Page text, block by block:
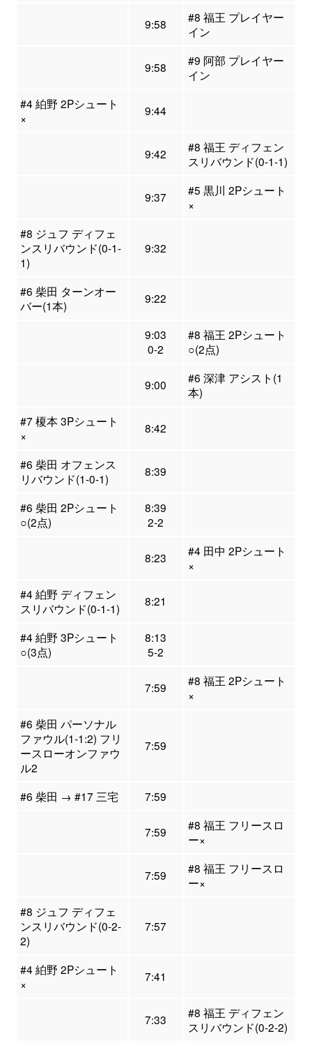
9:58
#8 福王 プレイヤー
イン
9:58
#9 阿部 プレイヤー
イン
#4 絈野 2Pシュート
×
9:44
9:42
#8 福王 ディフェン
スリバウンド(0-1-1)
9:37
#5 黒川 2Pシュート
×
#8 ジュフ ディフェ
ンスリバウンド(0-1-
1)
9:32
#6 柴田 ターンオー
バー(1本)
9:22
9:03
0-2
#8 福王 2Pシュート
○(2点)
9:00
#6 深津 アシスト(1
本)
#7 榎本 3Pシュート
×
8:42
#6 柴田 オフェンス
リバウンド(1-0-1)
8:39
#6 柴田 2Pシュート
○(2点)
8:39
2-2
8:23
#4 田中 2Pシュート
×
#4 絈野 ディフェン
スリバウンド(0-1-1)
8:21
#4 絈野 3Pシュート
○(3点)
8:13
5-2
7:59
#8 福王 2Pシュート
×
#6 柴田 パーソナル
ファウル(1-1:2) フリ
ースローオンファウ
ル2
7:59
#6 柴田 → #17 三宅 7:59
7:59
#8 福王 フリースロ
ー×
7:59
#8 福王 フリースロ
ー×
#8 ジュフ ディフェ
ンスリバウンド(0-2-
2)
7:57
#4 絈野 2Pシュート
×
7:41
7:33
#8 福王 ディフェン
スリバウンド(0-2-2)